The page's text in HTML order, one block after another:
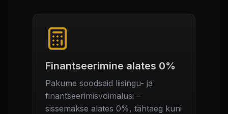
Finantseerimine alates 0%
Pakume soodsaid liisingu- ja
finantseerimisvõimalusi –
sissemakse alates 0%, tähtaeg kuni